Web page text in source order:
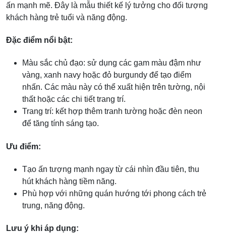
ấn mạnh mẽ. Đây là mẫu thiết kế lý tưởng cho đối tượng
khách hàng trẻ tuổi và năng động.
Đặc điểm nổi bật:
Màu sắc chủ đạo: sử dụng các gam màu đậm như
vàng, xanh navy hoặc đỏ burgundy để tạo điểm
nhấn. Các màu này có thể xuất hiện trên tường, nội
thất hoặc các chi tiết trang trí.
Trang trí: kết hợp thêm tranh tường hoặc đèn neon
để tăng tính sáng tạo.
Ưu điểm:
Tạo ấn tượng mạnh ngay từ cái nhìn đầu tiên, thu
hút khách hàng tiềm năng.
Phù hợp với những quán hướng tới phong cách trẻ
trung, năng động.
Lưu ý khi áp dụng: